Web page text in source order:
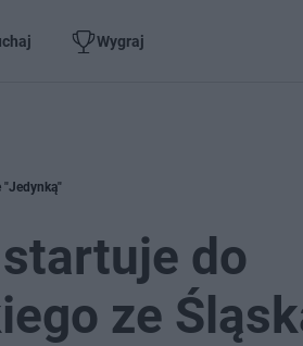
Wygraj
"Jedynką"
do
ze